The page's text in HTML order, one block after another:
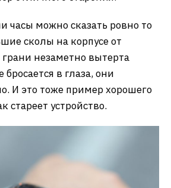
часы можно сказать ровно то
сколы на корпусе от
незаметно вытерта
бросается в глаза, они
И это тоже пример хорошего
стареет устройство.